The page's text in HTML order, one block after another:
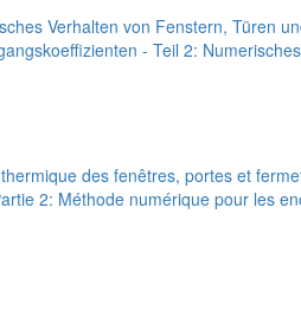
Verhalten von Fenstern, Türen
- Teil 2:
des fenêtres, portes et
2: Méthode numérique pour les